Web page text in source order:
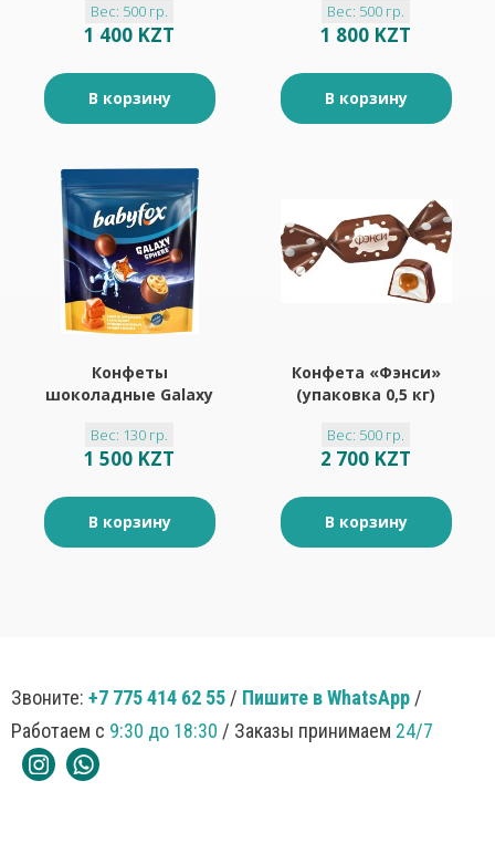
Вес: 500 гр.
1 400 KZT
В корзину
Вес: 500 гр.
1 800 KZT
В корзину
Конфеты
шоколадные Galaxy
карамелью
«BabyFox», 130 г
Вес: 130 гр.
1 500 KZT
В корзину
Конфета «Фэнси»
(упаковка 0,5 кг)
Вес: 500 гр.
2 700 KZT
В корзину
Звоните: +7 775 414 62 55 / Пишите в WhatsApp /
Работаем с 9:30 до 18:30 / Заказы принимаем 24/7